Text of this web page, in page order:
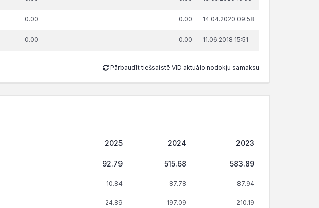
0.00 0.00 14.04.2020 09:58
0.00 0.00 11.06.2018 15:51
Pārbaudīt tiešsaistē VID aktuālo nodokļu samaksu
2025 2024 2023
92.79 515.68 583.89
10.84 87.78 87.94
24.89 197.09 210.19